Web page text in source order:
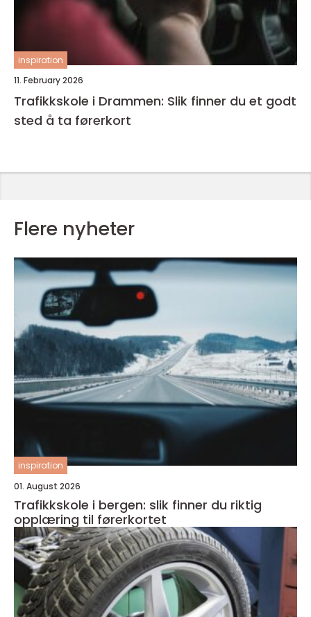
inspiration
11. February 2026
Trafikkskole i Drammen: Slik finner du et godt
sted å ta førerkort
Flere nyheter
inspiration
01. August 2026
Trafikkskole i bergen: slik finner du riktig
opplæring til førerkortet